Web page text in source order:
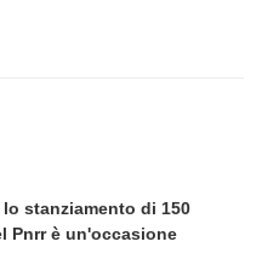
stanziamento di 150
Pnrr è un'occasione